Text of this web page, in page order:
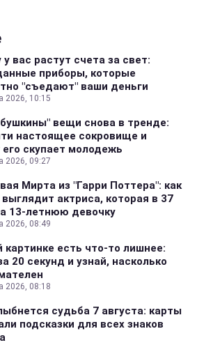
вас растут счета за свет:
приборы, которые
"съедают" ваши деньги
2026, 10:15
вещи снова в тренде:
настоящее сокровище и
его скупает молодежь
2026, 09:27
Мирта из "Гарри Поттера": как
актриса, которая в 37
13-летнюю девочку
2026, 08:49
картинке есть что-то лишнее:
20 секунд и узнай, насколько
2026, 08:18
судьба 7 августа: карты
подсказки для всех знаков